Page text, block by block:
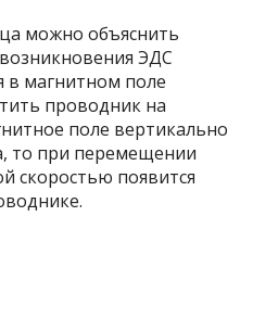
можно объяснить
ЭДС
магнитном поле
проводник на
поле вертикально
то при перемещении
скоростью появится